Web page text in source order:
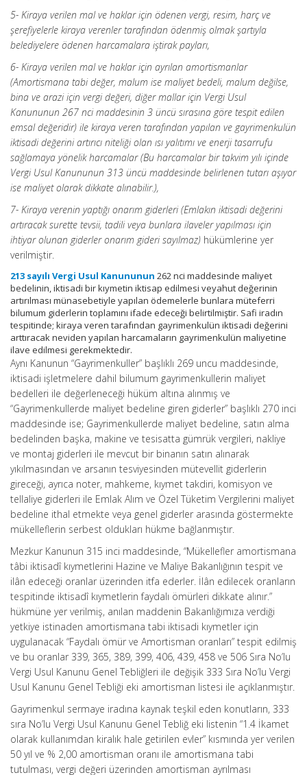
5- Kiraya verilen mal ve haklar için ödenen vergi, resim, harç ve
şerefiyelerle kiraya verenler tarafından ödenmiş olmak şartıyla
belediyelere ödenen harcamalara iştirak payları,
6- Kiraya verilen mal ve haklar için ayrılan amortismanlar
(Amortismana tabi değer, malum ise maliyet bedeli, malum değilse,
bina ve arazi için vergi değeri, diğer mallar için Vergi Usul
Kanununun 267 nci maddesinin 3 üncü sırasına göre tespit edilen
emsal değeridir) ile kiraya veren tarafından yapılan ve gayrimenkulün
iktisadi değerini artırıcı niteliği olan ısı yalıtımı ve enerji tasarrufu
sağlamaya yönelik harcamalar (Bu harcamalar bir takvim yılı içinde
Vergi Usul Kanununun 313 üncü maddesinde belirlenen tutarı aşıyor
ise maliyet olarak dikkate alınabilir.),
7- Kiraya verenin yaptığı onarım giderleri (Emlakın iktisadi değerini
artıracak surette tevsii, tadili veya bunlara ilaveler yapılması için
ihtiyar olunan giderler onarım gideri sayılmaz) hükümlerine yer
verilmiştir.
213 sayılı Vergi Usul Kanununun 262 nci maddesinde maliyet
bedelinin, iktisadi bir kıymetin iktisap edilmesi veyahut değerinin
artırılması münasebetiyle yapılan ödemelerle bunlara müteferri
bilumum giderlerin toplamını ifade edeceği belirtilmiştir. Safi iradın
tespitinde; kiraya veren tarafından gayrimenkulün iktisadi değerini
arttıracak neviden yapılan harcamaların gayrimenkulün maliyetine
ilave edilmesi gerekmektedir.
Aynı Kanunun “Gayrimenkuller” başlıklı 269 uncu maddesinde,
iktisadi işletmelere dahil bilumum gayrimenkullerin maliyet
bedelleri ile değerleneceği hüküm altına alınmış ve
“Gayrimenkullerde maliyet bedeline giren giderler” başlıklı 270 inci
maddesinde ise; Gayrimenkullerde maliyet bedeline, satın alma
bedelinden başka, makine ve tesisatta gümrük vergileri, nakliye
ve montaj giderleri ile mevcut bir binanın satın alınarak
yıkılmasından ve arsanın tesviyesinden mütevellit giderlerin
gireceği, ayrıca noter, mahkeme, kıymet takdiri, komisyon ve
tellaliye giderleri ile Emlak Alım ve Özel Tüketim Vergilerini maliyet
bedeline ithal etmekte veya genel giderler arasında göstermekte
mükelleflerin serbest oldukları hükme bağlanmıştır.
Mezkur Kanunun 315 inci maddesinde, “Mükellefler amortismana
tâbi iktisadî kıymetlerini Hazine ve Maliye Bakanlığının tespit ve
ilân edeceği oranlar üzerinden itfa ederler. İlân edilecek oranların
tespitinde iktisadî kıymetlerin faydalı ömürleri dikkate alınır.”
hükmüne yer verilmiş, anılan maddenin Bakanlığımıza verdiği
yetkiye istinaden amortismana tabi iktisadi kıymetler için
uygulanacak “Faydalı ömür ve Amortisman oranları” tespit edilmiş
ve bu oranlar 339, 365, 389, 399, 406, 439, 458 ve 506 Sıra No’lu
Vergi Usul Kanunu Genel Tebliğleri ile değişik 333 Sıra No’lu Vergi
Usul Kanunu Genel Tebliği eki amortisman listesi ile açıklanmıştır.
Gayrimenkul sermaye iradına kaynak teşkil eden konutların, 333
sıra No’lu Vergi Usul Kanunu Genel Tebliğ eki listenin “1.4 İkamet
olarak kullanımdan kiralık hale getirilen evler” kısmında yer verilen
50 yıl ve % 2,00 amortisman oranı ile amortismana tabi
tutulması, vergi değeri üzerinden amortisman ayrılması